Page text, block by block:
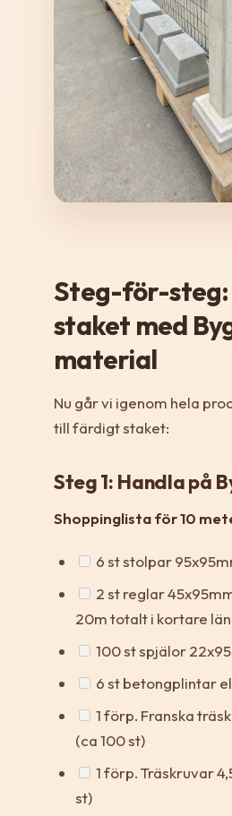
Steg-för-steg:
staket med
material
Nu går vi igenom hela
till färdigt staket:
Steg 1: Handla på
Shoppinglista för 10
6 st stolpar
2 st reglar
20m totalt i kortare
100 st spjälor
6 st betongplintar
1 förp. Franska
(ca 100 st)
1 förp. Träskruvar
st)